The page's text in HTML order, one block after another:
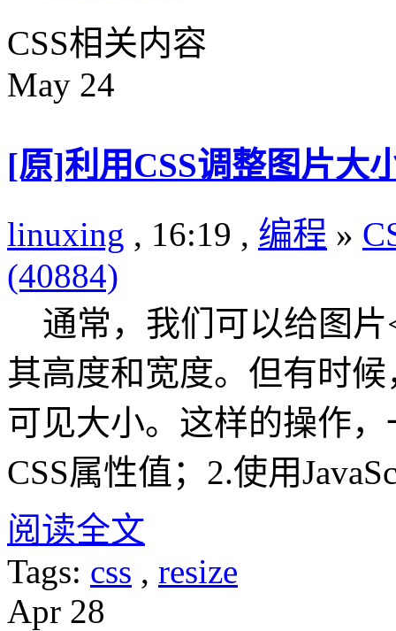
CSS相关内容
May 24
[原]利用CSS调整图片大
linuxing , 16:19 , 编程 »
(40884)
通常，我们可以给图片
其高度和宽度。但有时
可见大小。这样的操作
CSS属性值；2.使用
阅读全文
Tags: css , resize
Apr 28